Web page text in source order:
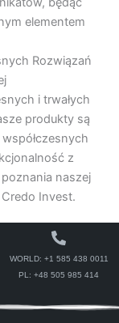
elementem
Rozwiązań
i trwałych
produkty są
z
naszej
Invest.
WORLD: +1 585 438 0011
PL:+48 505 985 414